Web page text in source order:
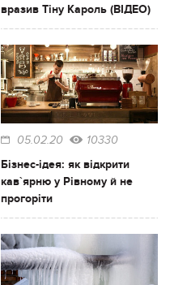
вразив Тіну Кароль (ВІДЕО)
05.02.20 10330
Бізнес-ідея: як відкрити
кав`ярню у Рівному й не
прогоріти